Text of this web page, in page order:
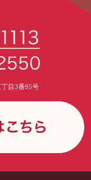
目3番95号